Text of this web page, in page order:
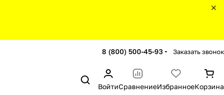
8 (800) 500-45-93 Заказать звонок
ВойтиСравнениеИзбранноеКорзина